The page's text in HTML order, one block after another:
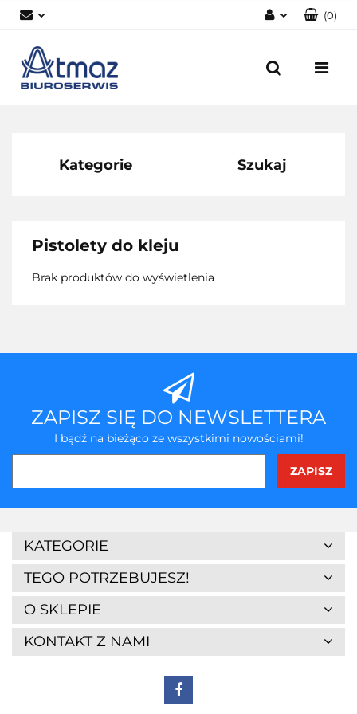
Zarejestruj się
(0)
Kategorie Szukaj
Pistolety do kleju
Brak produktów do wyświetlenia
ZAPISZ SIĘ DO NEWSLETTERA
I bądź na bieżąco ze wszystkimi nowościami!
KATEGORIE
TEGO POTRZEBUJESZ!
O SKLEPIE
KONTAKT Z NAMI